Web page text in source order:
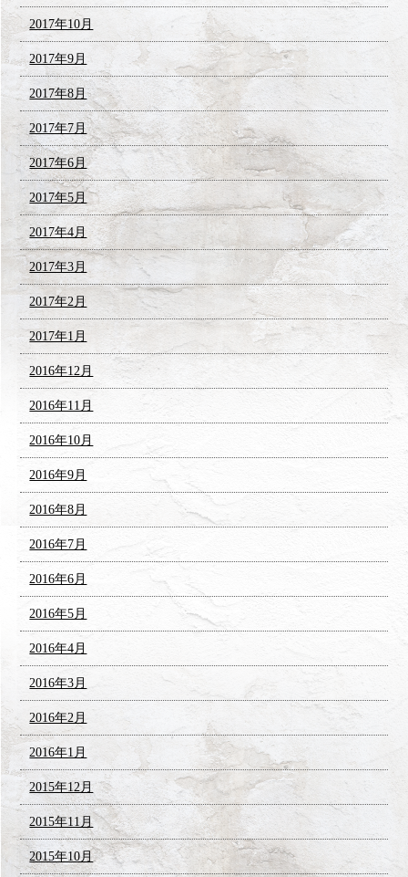
2017年10月
2017年9月
2017年8月
2017年7月
2017年6月
2017年5月
2017年4月
2017年3月
2017年2月
2017年1月
2016年12月
2016年11月
2016年10月
2016年9月
2016年8月
2016年7月
2016年6月
2016年5月
2016年4月
2016年3月
2016年2月
2016年1月
2015年12月
2015年11月
2015年10月